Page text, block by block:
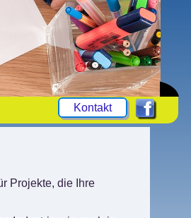
Kontakt
Projekte, die Ihre